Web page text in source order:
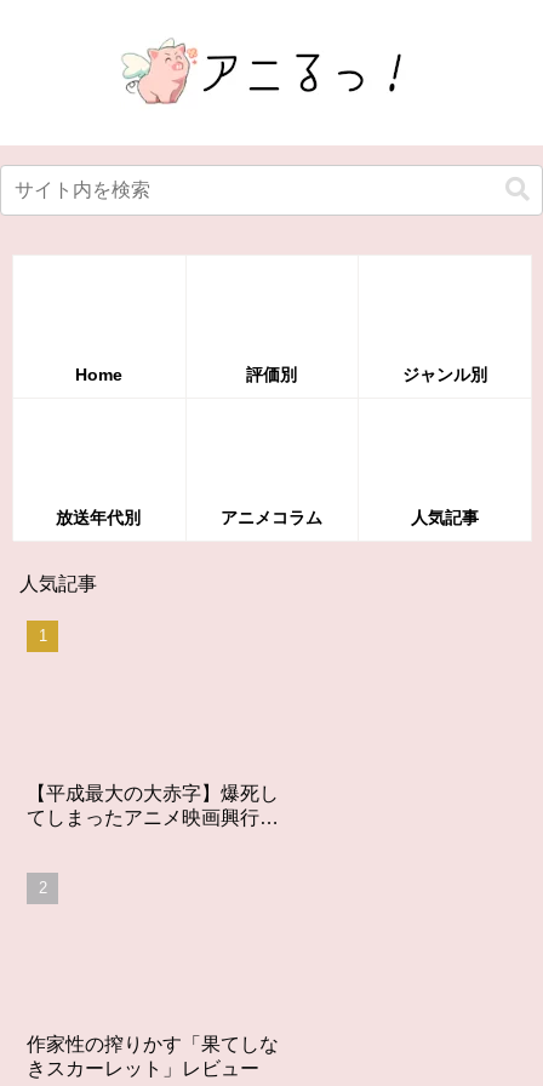
Home 評価別 ジャンル別
放送年代別 アニメコラム 人気記事
人気記事
【平成最大の大赤字】爆死し
てしまったアニメ映画興行収
作家性の搾りかす「果てしな
きスカーレット」レビュー